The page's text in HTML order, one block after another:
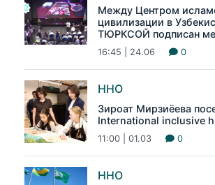
Между Центром
цивилизации в
ТЮРКСОЙ подписан
16:45 | 24.06 0
ННО
Зироат Мирзиёева
International inclusive
11:00 | 01.03 0
ННО